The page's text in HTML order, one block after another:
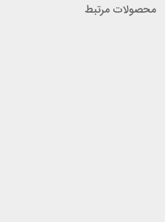
محصولات مرتبط